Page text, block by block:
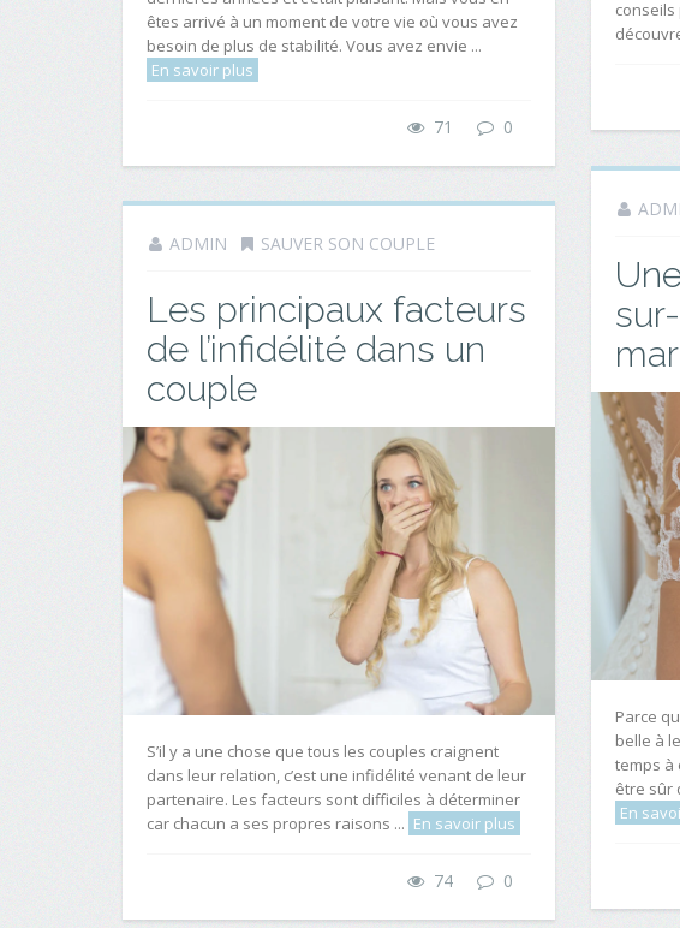
êtes arrivé à un moment de votre vie où vous avez
besoin de plus de stabilité. Vous avez envie ...
En savoir plus
71 0
Parce
belle à
temps à
être sûr
En
ADMIN SAUVER SON COUPLE
Les principaux facteurs
de l’infidélité dans un
couple
S’il y a une chose que tous les couples craignent
dans leur relation, c’est une infidélité venant de leur
partenaire. Les facteurs sont difficiles à déterminer
car chacun a ses propres raisons ... En savoir plus
74 0